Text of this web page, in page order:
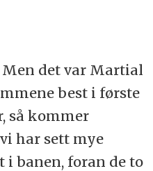
Men det var Martial
best i første
så kommer
har sett mye
banen, foran de to